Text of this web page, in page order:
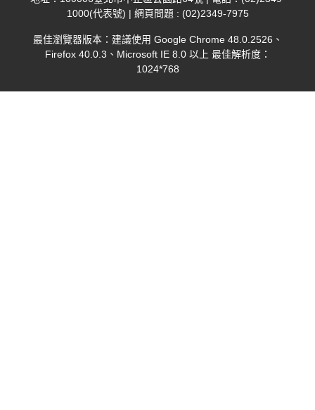
1000(代表號) | 網頁問題 : (02)2349-7975
最佳瀏覽器版本：建議使用 Google Chrome 48.0.2526、
Firefox 40.0.3、Microsoft IE 8.0 以上 最佳解析度：
1024*768